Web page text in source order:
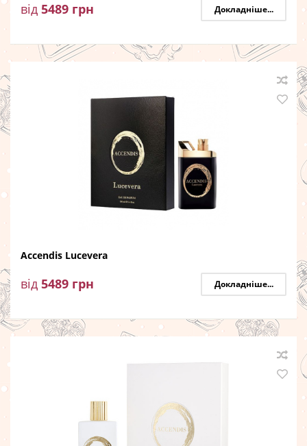
від 5489 грн Докладніше...
Accendis Lucevera
від 5489 грн Докладніше...